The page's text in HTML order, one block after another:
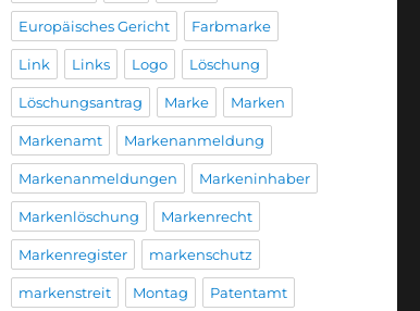
Europäisches Gericht Farbmarke
Link Links Logo Löschung
Löschungsantrag Marke Marken
Markenamt Markenanmeldung
Markenanmeldungen Markeninhaber
Markenlöschung Markenrecht
Markenregister markenschutz
markenstreit Montag Patentamt